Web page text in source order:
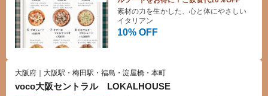
10% OFF
素材の力を生かした、心と体にやさしい
イタリアン
大阪府｜大阪駅・梅田駅・福島・淀屋橋・本町
voco大阪セントラル LOKALHOUSE